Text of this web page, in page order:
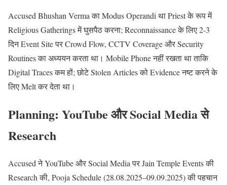
Accused Bhushan Verma का Modus Operandi था Priest के रूप में
Religious Gatherings में घुसपैठ करना; Reconnaissance के लिए 2-3
दिन Event Site पर Crowd Flow, CCTV Coverage और Security
Routines का अध्ययन करता था। Mobile Phone नहीं रखता था ताकि
Digital Traces कम हों; छोटे Stolen Articles को Evidence नष्ट करने के
लिए Melt कर देता था।
Planning: YouTube और Social Media से
Research
Accused ने YouTube और Social Media पर Jain Temple Events की
Research की, Pooja Schedule (28.08.2025–09.09.2025) की पहचान